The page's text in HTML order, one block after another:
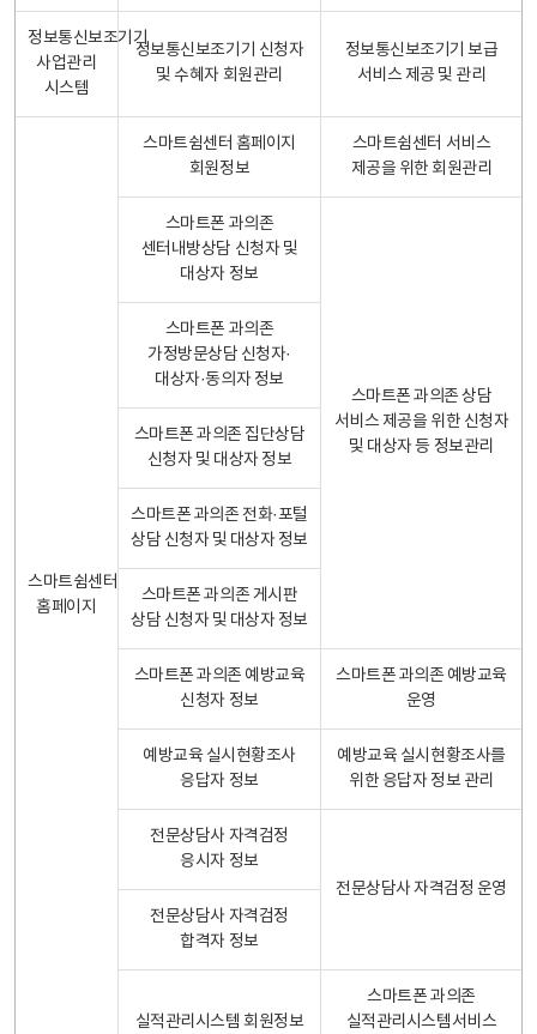
정보통신보조기기
사업관리
시스템
정보통신보조기기 신청자
및 수혜자 회원관리
정보통신보조기기 보급
서비스 제공 및 관리
스마트쉼센터
홈페이지
스마트쉼센터 홈페이지
회원정보
스마트쉼센터 서비스
제공을 위한 회원관리
스마트폰 과의존
센터내방상담 신청자 및
대상자 정보
스마트폰 과의존 상담
서비스 제공을 위한 신청자
및 대상자 등 정보관리
스마트폰 과의존
가정방문상담 신청자·
대상자·동의자 정보
스마트폰 과의존 집단상담
신청자 및 대상자 정보
스마트폰 과의존 전화·포털
상담 신청자 및 대상자 정보
스마트폰 과의존 게시판
상담 신청자 및 대상자 정보
스마트폰 과의존 예방교육
신청자 정보
스마트폰 과의존 예방교육
운영
예방교육 실시현황조사
응답자 정보
예방교육 실시현황조사를
위한 응답자 정보 관리
전문상담사 자격검정
응시자 정보
전문상담사 자격검정 운영
전문상담사 자격검정
합격자 정보
실적관리시스템 회원정보
스마트폰 과의존
실적관리시스템서비스